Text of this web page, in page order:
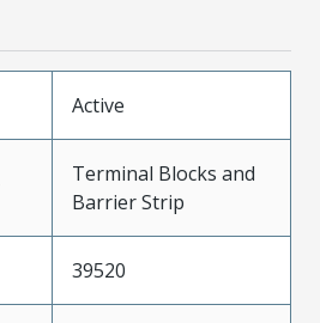
Active
Terminal Blocks and
Barrier Strip
39520